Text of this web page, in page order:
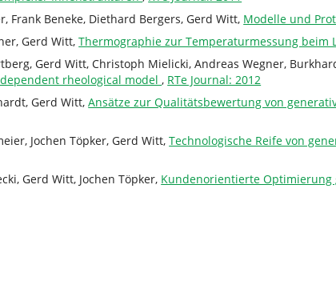
Frank Beneke, Diethard Bergers, Gerd Witt, Modelle und
Gerd Witt,Thermographie zur Temperaturmessung
Gerd Witt, Christoph Mielicki, Andreas Wegner,
rheological model, RTe Journal: 2012
Gerd Witt,Ansätze zur Qualitätsbewertung von
Jochen Töpker, Gerd Witt,Technologische Reife von
Gerd Witt, Jochen Töpker, Kundenorientierte